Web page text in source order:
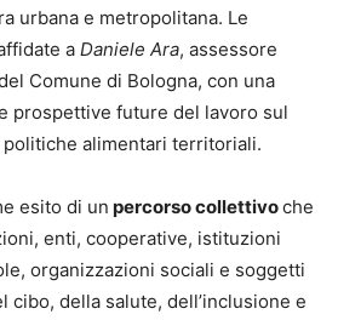
urbana e metropolitana. Le
a Daniele Ara, assessore
Comune di Bologna, con una
prospettive future del lavoro sul
alimentari territoriali.
esito di un percorso collettivoche
enti, cooperative, istituzioni
organizzazioni sociali e soggetti
cibo, della salute, dell’inclusione e